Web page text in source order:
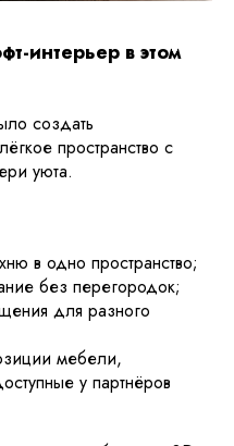
интерьер в этом
создать
пространство с
уюта.
в одно пространство;
без перегородок;
для разного
мебели,
у партнёров